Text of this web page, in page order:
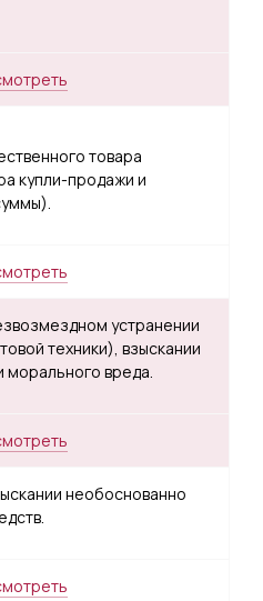
товара
купли-продажи и
устранении
техники), взыскании
морального вреда.
необоснованно